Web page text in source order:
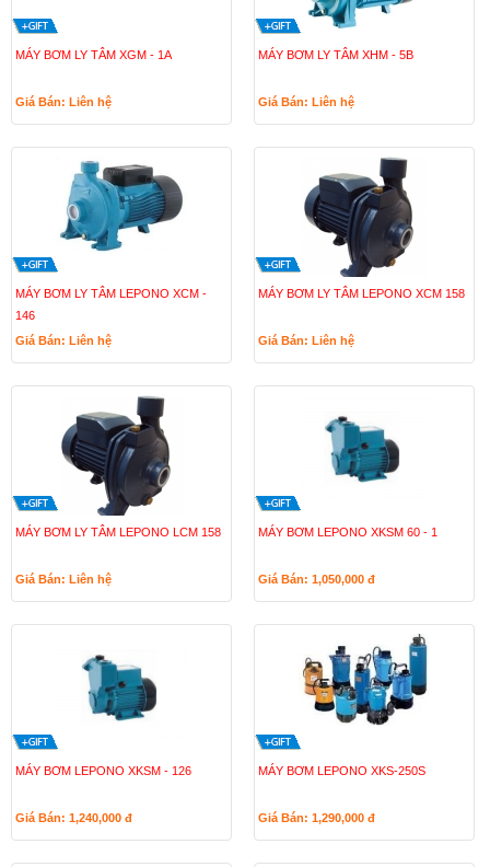
MÁY BƠM LY TÂM XGM - 1A
Giá Bán: Liên hệ
MÁY BƠM LY TÂM XHM - 5B
Giá Bán: Liên hệ
MÁY BƠM LY TÂM LEPONO XCM -
146
Giá Bán: Liên hệ
MÁY BƠM LY TÂM LEPONO XCM 158
Giá Bán: Liên hệ
MÁY BƠM LY TÂM LEPONO LCM 158
Giá Bán: Liên hệ
MÁY BƠM LEPONO XKSM 60 - 1
Giá Bán: 1,050,000 đ
MÁY BƠM LEPONO XKSM - 126
Giá Bán: 1,240,000 đ
MÁY BƠM LEPONO XKS-250S
Giá Bán: 1,290,000 đ